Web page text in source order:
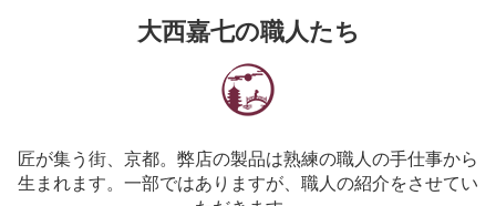
大西嘉七の職人たち
匠が集う街、京都。弊店の製品は熟練の職人の手仕事から
生まれます。一部ではありますが、職人の紹介をさせてい